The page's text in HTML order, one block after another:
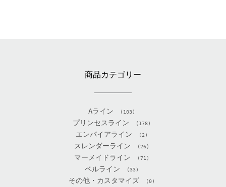
商品カテゴリー
Aライン (103)
プリンセスライン (178)
エンパイアライン (2)
スレンダーライン (26)
マーメイドライン (71)
ベルライン (33)
その他・カスタマイズ (0)